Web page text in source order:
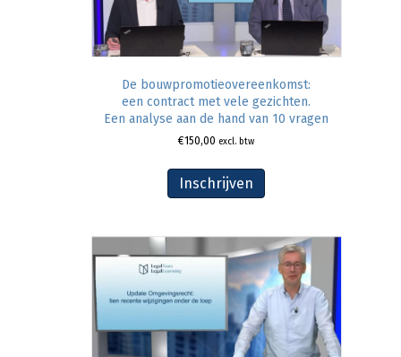
De bouwpromotieovereenkomst:
een contract met vele gezichten.
Een analyse aan de hand van 10 vragen
€150,00 excl. btw
Inschrijven